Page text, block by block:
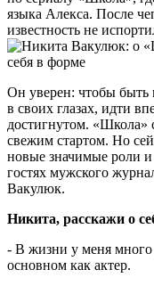
языка Алекса. После
известность не
Он уверен: чтобы быть
в своих глазах, идти
достигнутом.
свежим стартом. Но
новые значимые роли и
гостях мужского
Вакулюк.
Никита, расскажи о
- В жизни у меня много
основном как актер.